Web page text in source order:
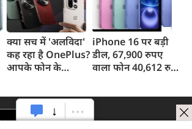
क्या सच में 'अलविदा'
कह रहा है OnePlus?
आपके फोन के
iPhone 16 पर बड़ी
डील, 67,900 रुपए
वाला फोन 40,612 रुपए